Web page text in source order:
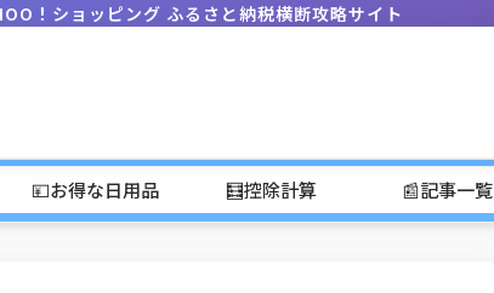
！ショッピング ふるさと納税横断攻略サイト
💴お得な日用品 🧮控除計算 📰記事一覧